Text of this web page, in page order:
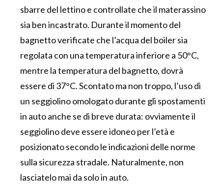
sbarre del lettino e controllate che il materassino
sia ben incastrato. Durante il momento del
bagnetto verificate che l’acqua del boiler sia
regolata con una temperatura inferiore a 50°C,
mentre la temperatura del bagnetto, dovrà
essere di 37°C. Scontato ma non troppo, l’uso di
un seggiolino omologato durante gli spostamenti
in auto anche se di breve durata: ovviamente il
seggiolino deve essere idoneo per l’età e
posizionato secondo le indicazioni delle norme
sulla sicurezza stradale. Naturalmente, non
lasciatelo mai da solo in auto.